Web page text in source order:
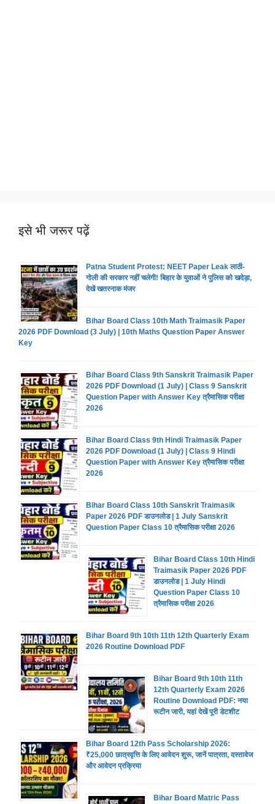
इसे भी जरूर पढ़ें
Patna Student Protest: NEET Paper Leak लाठी-
गोली की सरकार नहीं चलेगी! बिहार के युवाओं ने पुलिस को खदेड़ा,
देखें खतरनाक मंजर
Bihar Board Class 10th Math Traimasik Paper
2026 PDF Download (3 July) | 10th Maths Question Paper Answer
Key
Bihar Board Class 9th Sanskrit Traimasik Paper
2026 PDF Download (1 July) | Class 9 Sanskrit
Question Paper with Answer Key त्रैमासिक परीक्षा
2026
Bihar Board Class 9th Hindi Traimasik Paper
2026 PDF Download (1 July) | Class 9 Hindi
Question Paper with Answer Key त्रैमासिक परीक्षा
2026
Bihar Board Class 10th Sanskrit Traimasik
Paper 2026 PDF डाउनलोड | 1 July Sanskrit
Question Paper Class 10 त्रैमासिक परीक्षा 2026
Bihar Board Class 10th Hindi
Traimasik Paper 2026 PDF
डाउनलोड | 1 July Hindi
Question Paper Class 10
त्रैमासिक परीक्षा 2026
Bihar Board 9th 10th 11th 12th Quarterly Exam
2026 Routine Download PDF
Bihar Board 9th 10th 11th
12th Quarterly Exam 2026
Routine Download PDF: नया
रूटीन जारी, यहां देखें पूरी डेटशीट
Bihar Board 12th Pass Scholarship 2026:
₹25,000 छात्रवृत्ति के लिए आवेदन शुरू, जानें पात्रता, दस्तावेज
और आवेदन प्रक्रिया
Bihar Board Matric Pass